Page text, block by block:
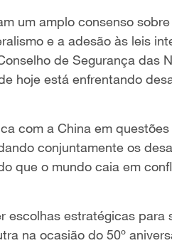
um amplo consenso
e a adesão às leis
de Segurança das
hoje está enfrentando
com a China em
conjuntamente os
que o mundo caia em
escolhas estratégicas para
na ocasião do 50º